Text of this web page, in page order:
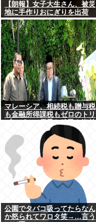
【朗報】女子大生さん、被災
地に手作りおにぎりを出荷
マレーシア、相続税も贈与税
も金融所得課税もゼロのトリ
プルゼロで優秀な移民を海外
から集めてしまう…
公園でタバコ吸ってたらなん
か怒られてワロタ笑→…言う